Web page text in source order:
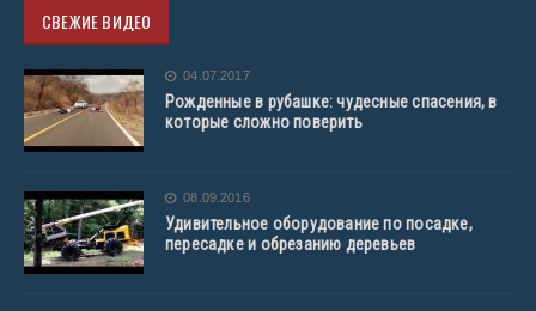
СВЕЖИЕ ВИДЕО
04.07.2017
Рожденные в рубашке: чудесные спасения, в
которые сложно поверить
08.09.2016
Удивительное оборудование по посадке,
пересадке и обрезанию деревьев